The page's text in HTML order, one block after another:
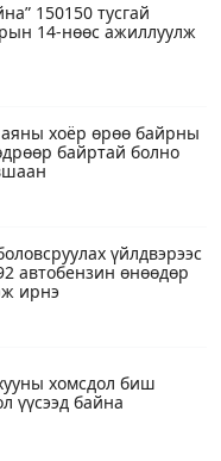
150150 тусгай
14-нөөс ажиллуулж
аяны хоёр өрөө байрны
байртай болно
үйлдвэрээс
автобензин өнөөдөр
ирнэ
хомсдол биш
үүсээд байна